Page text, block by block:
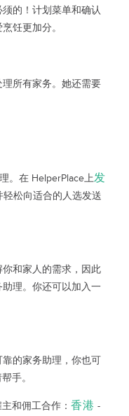
的！计划菜单和确认
饪更加分。
所有家务。她还需要
。在 HelperPlace上发
轻松向适合的人选发送
和家人的需求，因此
理。你还可以加入一
的家务助理，你也可
手。
和佣工合作： 香港 -